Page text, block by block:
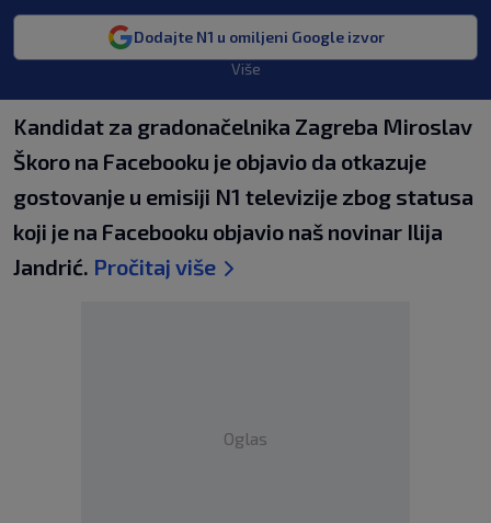
Dodajte N1 u omiljeni Google izvor
Više
Kandidat za gradonačelnika Zagreba Miroslav
Škoro na Facebooku je objavio da otkazuje
gostovanje u emisiji N1 televizije zbog statusa
koji je na Facebooku objavio naš novinar Ilija
Jandrić. Pročitaj više
Oglas